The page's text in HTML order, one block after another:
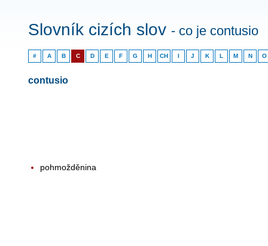
Slovník cizích slov - co je contusio
# A B C D E F G H CH I J K L M N O
contusio
pohmožděnina